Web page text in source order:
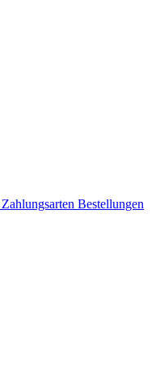
Zahlungsarten Bestellungen